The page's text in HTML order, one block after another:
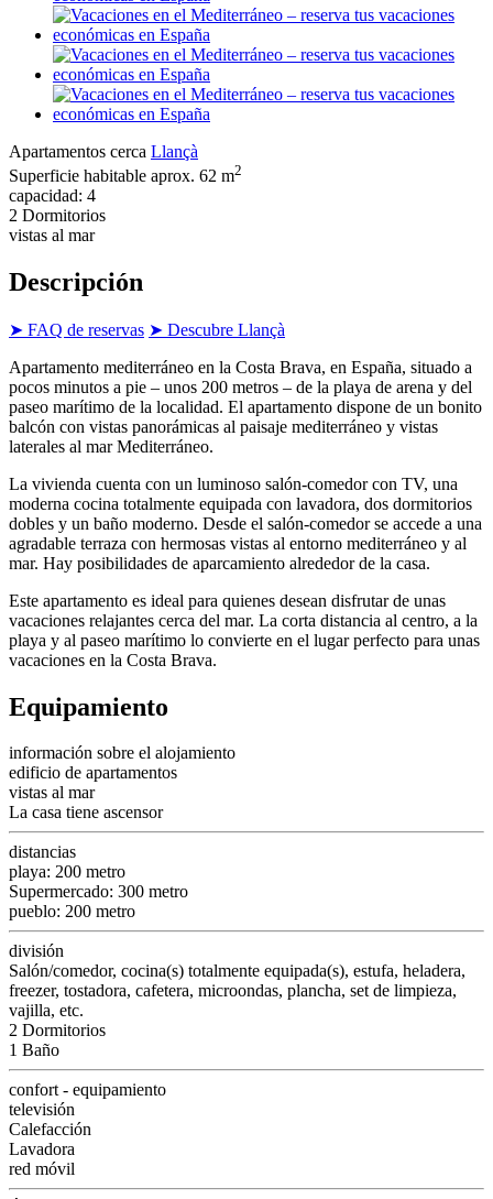
Apartamentos cerca Llançà
Superficie habitable aprox. 62 m2
capacidad: 4
2 Dormitorios
vistas al mar
Descripción
➤ FAQ de reservas ➤ Descubre Llançà
Apartamento mediterráneo en la Costa Brava, en España, situado a
pocos minutos a pie – unos 200 metros – de la playa de arena y del
paseo marítimo de la localidad. El apartamento dispone de un bonito
balcón con vistas panorámicas al paisaje mediterráneo y vistas
laterales al mar Mediterráneo.
La vivienda cuenta con un luminoso salón-comedor con TV, una
moderna cocina totalmente equipada con lavadora, dos dormitorios
dobles y un baño moderno. Desde el salón-comedor se accede a una
agradable terraza con hermosas vistas al entorno mediterráneo y al
mar. Hay posibilidades de aparcamiento alrededor de la casa.
Este apartamento es ideal para quienes desean disfrutar de unas
vacaciones relajantes cerca del mar. La corta distancia al centro, a la
playa y al paseo marítimo lo convierte en el lugar perfecto para unas
vacaciones en la Costa Brava.
Equipamiento
información sobre el alojamiento
edificio de apartamentos
vistas al mar
La casa tiene ascensor
distancias
playa: 200 metro
Supermercado: 300 metro
pueblo: 200 metro
división
Salón/comedor, cocina(s) totalmente equipada(s), estufa, heladera,
freezer, tostadora, cafetera, microondas, plancha, set de limpieza,
vajilla, etc.
2 Dormitorios
1 Baño
confort - equipamiento
televisión
Calefacción
Lavadora
red móvil